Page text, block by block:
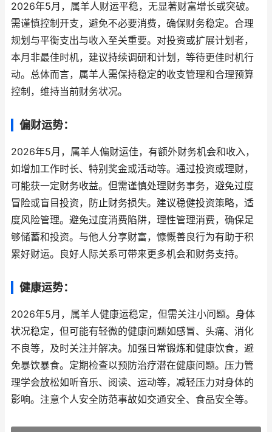
2026年5月，属羊人财运平稳，无显著财富增长或突破。
需谨慎控制开支，避免不必要消费，确保财务稳定。合理
规划与平衡支出与收入至关重要。对投资或扩展计划者，
本月非最佳时机，建议持续调研和计划，等待更佳时机行
动。总体而言，属羊人需保持稳定的收支管理和合理预算
控制，维持当前财务状况。
偏财运势：
2026年5月，属羊人偏财运佳，有额外财务机会和收入，
如增加工作时长、特别奖金或活动等。通过投资或理财，
可能获一定财务收益。但需谨慎处理财务事务，避免过度
冒险或盲目投资，防止财务损失。建议稳健投资策略，适
度风险管理。避免过度消费陷阱，理性管理消费，确保足
够储蓄和投资。与他人分享财富，慷慨善良行为有助于积
累好财运。良好人际关系可带来更多机会和财务支持。
健康运势：
2026年5月，属羊人健康运稳定，但需关注小问题。身体
状况稳定，但可能有轻微的健康问题如感冒、头痛、消化
不良等，及时关注并解决。加强日常锻炼和健康饮食，避
免暴饮暴食。定期检查以预防治疗潜在健康问题。压力管
理学会放松如听音乐、阅读、运动等，减轻压力对身体的
影响。注意个人安全防范事故如交通安全、食品安全等。